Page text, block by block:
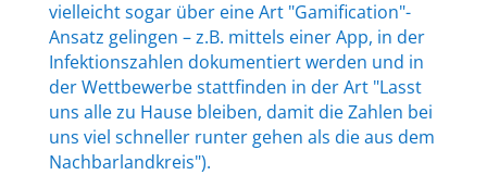
vielleicht sogar über eine Art "Gamification"-
Ansatz gelingen – z.B. mittels einer App, in der
Infektionszahlen dokumentiert werden und in
der Wettbewerbe stattfinden in der Art "Lasst
uns alle zu Hause bleiben, damit die Zahlen bei
uns viel schneller runter gehen als die aus dem
Nachbarlandkreis").